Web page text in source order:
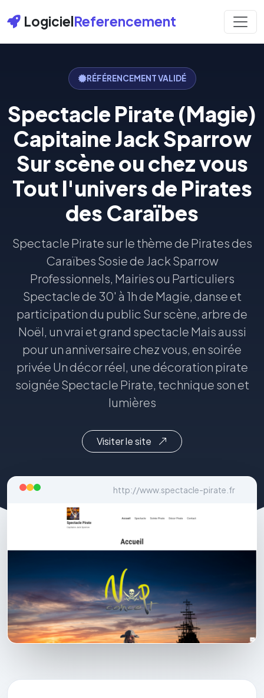
LogicielReferencement
RÉFÉRENCEMENT VALIDÉ
Spectacle Pirate (Magie)
Capitaine Jack Sparrow
Sur scène ou chez vous
Tout l'univers de Pirates
des Caraïbes
Spectacle Pirate sur le thème de Pirates des
Caraïbes Sosie de Jack Sparrow
Professionnels, Mairies ou Particuliers
Spectacle de 30' à 1h de Magie, danse et
participation du public Sur scène, arbre de
Noël, un vrai et grand spectacle Mais aussi
pour un anniversaire chez vous, en soirée
privée Un décor réel, une décoration pirate
soignée Spectacle Pirate, technique son et
lumières
Visiter le site
http://www.spectacle-pirate.fr